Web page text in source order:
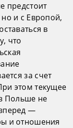
предстоит
и с Европой,
в
что
за счет
этом текущее
Польше не
—
и отношения